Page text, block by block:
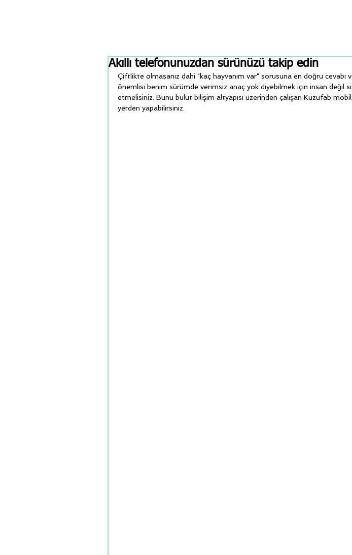
Akıllı telefonunuzdan sürünüzü takip edin
Çiftlikte olmasanız dahi "kaç hayvanım var" sorusuna en doğru cevabı
önemlisi benim sürümde verimsiz anaç yok diyebilmek için insan değil
etmelisiniz. Bunu bulut bilişim altyapısı üzerinden çalışan Kuzufab
yerden yapabilirsiniz.